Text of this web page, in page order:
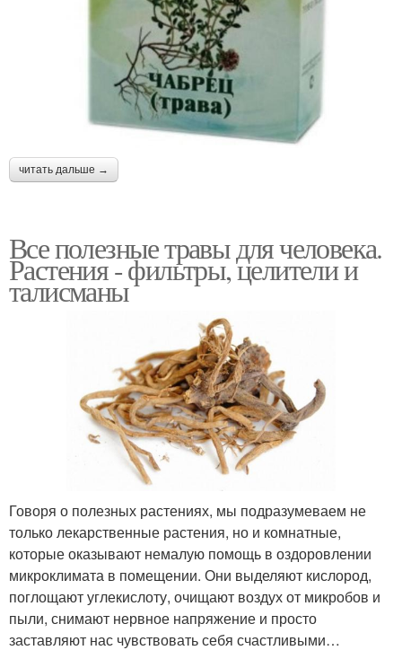
читать дальше →
Все полезные травы для человека.
Растения - фильтры, целители и
талисманы
Говоря о полезных растениях, мы подразумеваем не
только лекарственные растения, но и комнатные,
которые оказывают немалую помощь в оздоровлении
микроклимата в помещении. Они выделяют кислород,
поглощают углекислоту, очищают воздух от микробов и
пыли, снимают нервное напряжение и просто
заставляют нас чувствовать себя счастливыми…